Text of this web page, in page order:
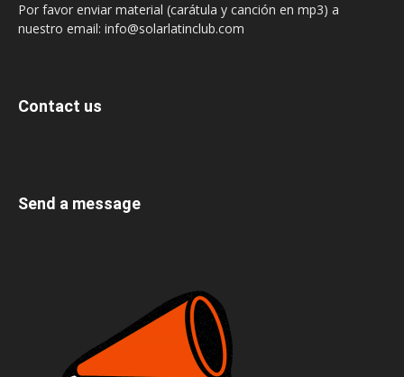
Por favor enviar material (carátula y canción en mp3) a
nuestro email: info@solarlatinclub.com
Contact us
Send a message